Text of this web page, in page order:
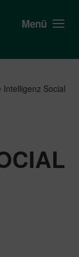
Menü
Social